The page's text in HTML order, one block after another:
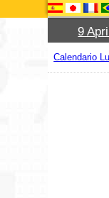
9
Calendario